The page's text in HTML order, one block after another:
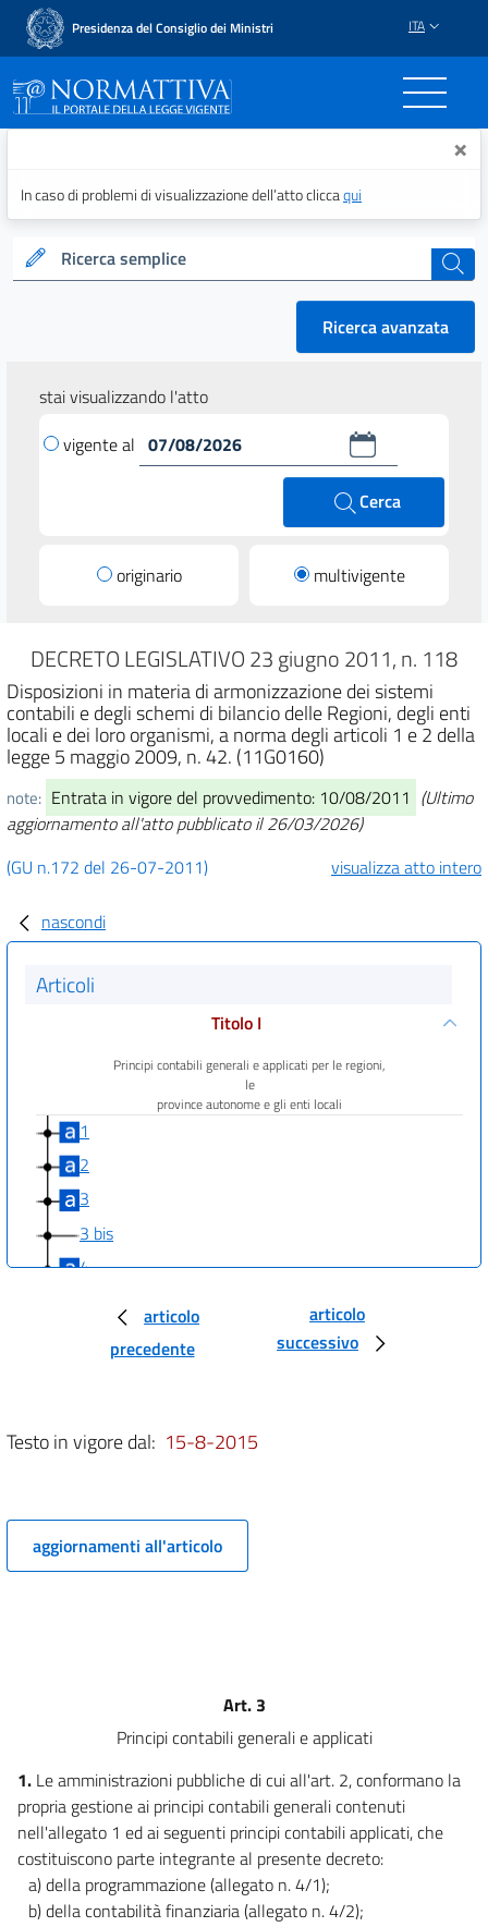
Presidenza del Consiglio dei Ministri ITA
Normattiva - Il portale ×
In caso di problemi di visualizzazione dell’atto cliccaqui
Ricerca semplice cerca
Ricerca avanzata
stai visualizzando l'atto
vigente al
Cerca
originario multivigente
DECRETO LEGISLATIVO 23 giugno 2011, n. 118
Disposizioni in materia di armonizzazione dei sistemi
contabili e degli schemi di bilancio delle Regioni, degli enti
locali e dei loro organismi, a norma degli articoli 1 e 2 della
legge 5 maggio 2009, n. 42. (11G0160)
note: Entrata in vigore del provvedimento: 10/08/2011 (Ultimo
aggiornamento all'atto pubblicato il 26/03/2026)
(GU n.172 del 26-07-2011)
visualizza atto intero
nascondi
Articoli
Titolo I
Principi contabili generali e applicati per le regioni,
le
province autonome e gli enti locali
1
2
3
3 bis
4
9
11 bis
11 ter
15
16
17
18
18 bis
articolo
precedente
articolo
successivo
Testo in vigore dal: 15-8-2015
aggiornamenti all'articolo
Art. 3
Principi contabili generali e applicati
1. Le amministrazioni pubbliche di cui all'art. 2, conformano la
propria gestione ai principi contabili generali contenuti
nell'allegato 1 ed ai seguenti principi contabili applicati, che
costituiscono parte integrante al presente decreto:
a) della programmazione (allegato n. 4/1);
b) della contabilità finanziaria (allegato n. 4/2);